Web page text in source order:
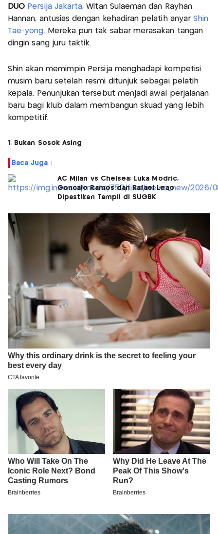
DUO Persija Jakarta, Witan Sulaeman dan Rayhan
Hannan, antusias dengan kehadiran pelatih anyarShin
Tae-yong. Mereka pun tak sabar merasakan tangan
dingin sang juru taktik.
Shin akan memimpin Persija menghadapi kompetisi
musim baru setelah resmi ditunjuk sebagai pelatih
kepala. Penunjukan tersebut menjadi awal perjalanan
baru bagi klub dalam membangun skuad yang lebih
kompetitif.
1. Bukan Sosok Asing
Baca Juga :
AC Milan vs Chelsea: Luka Modric,
Goncalo Ramos dan Rafael Leao
Dipastikan Tampil di SUGBK